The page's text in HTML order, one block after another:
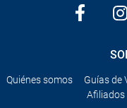
Quiénes somos Guías de
Afiliados